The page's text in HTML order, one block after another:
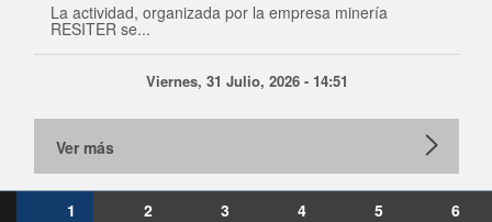
La actividad, organizada por la empresa minería
RESITER se...
Viernes, 31 Julio, 2026 - 14:51
Ver más
1 2 3 4 5
6